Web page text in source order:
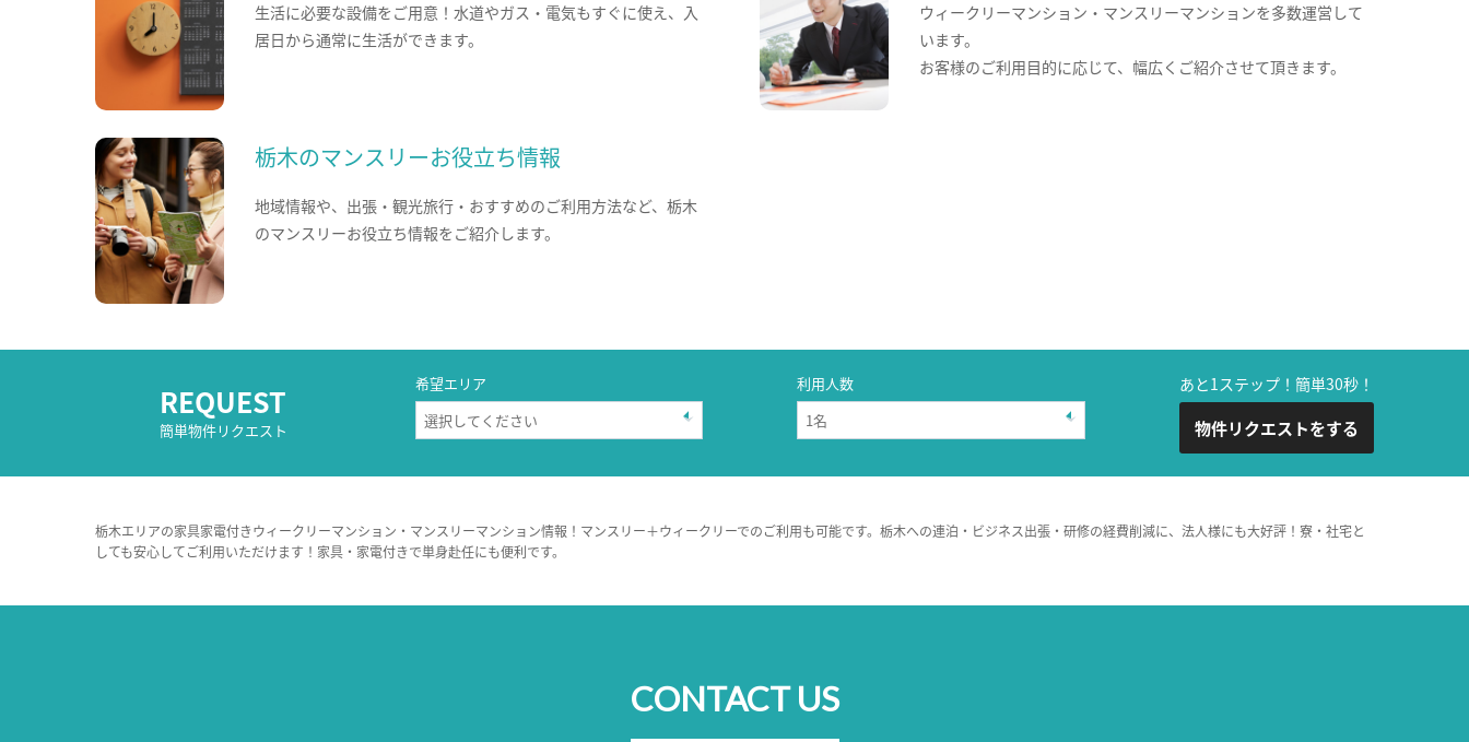
生活に必要な設備をご用意！水道やガス・電気もすぐに使え、入
居日から通常に生活ができます。
ウィークリーマンション・マンスリーマンションを多数運営して
います。
お客様のご利用目的に応じて、幅広くご紹介させて頂きます。
栃木のマンスリーお役立ち情報
地域情報や、出張・観光旅行・おすすめのご利用方法など、栃木
のマンスリーお役立ち情報をご紹介します。
REQUEST
簡単物件リクエスト
希望エリア 利用人数 あと1ステップ！簡単30秒！
物件リクエストをする
栃木エリアの家具家電付きウィークリーマンション・マンスリーマンション情報！マンスリー＋ウィークリーでのご利用も可能です。栃木への連泊・ビジネス出張・研修の経費削減に、法人様にも大好評！寮・社宅と
しても安心してご利用いただけます！家具・家電付きで単身赴任にも便利です。
CONTACT US